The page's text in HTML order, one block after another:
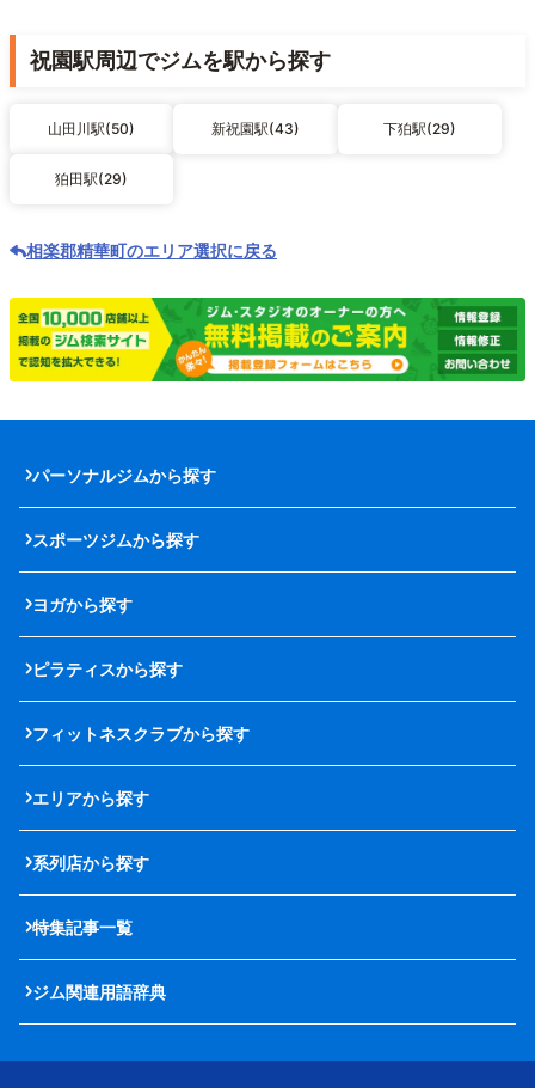
祝園駅周辺でジムを駅から探す
山田川駅(50) 新祝園駅(43) 下狛駅(29)
狛田駅(29)
相楽郡精華町のエリア選択に戻る
パーソナルジムから探す
スポーツジムから探す
ヨガから探す
ピラティスから探す
フィットネスクラブから探す
エリアから探す
系列店から探す
特集記事一覧
ジム関連用語辞典